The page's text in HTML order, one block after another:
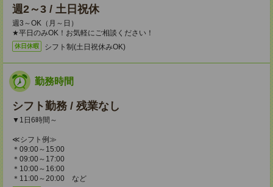
週2～3 / 土日祝休
週3～OK（月～日）
★平日のみOK！お気軽にご相談ください！
休日休暇 シフト制(土日祝休みOK)
勤務時間
シフト勤務 / 残業なし
▼1日6時間～
≪シフト例≫
＊09:00～15:00
＊09:00～17:00
＊10:00～16:00
＊11:00～20:00 など